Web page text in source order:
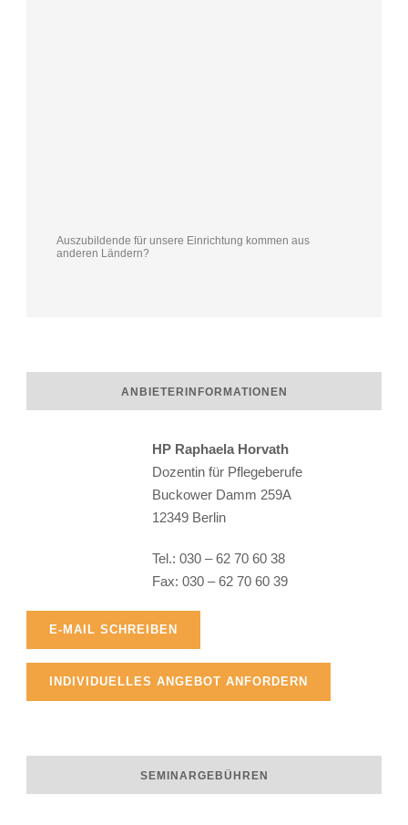
Auszubildende für unsere Einrichtung kommen aus
anderen Ländern?
ANBIETERINFORMATIONEN
HP Raphaela Horvath
Dozentin für Pflegeberufe
Buckower Damm 259A
12349 Berlin
Tel.: 030 – 62 70 60 38
Fax: 030 – 62 70 60 39
E-MAIL SCHREIBEN
INDIVIDUELLES ANGEBOT ANFORDERN
SEMINARGEBÜHREN